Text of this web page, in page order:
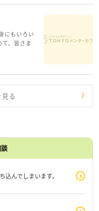
にもいろい
、皆さま
。わたし
な日々で
る
込んでしまいます。